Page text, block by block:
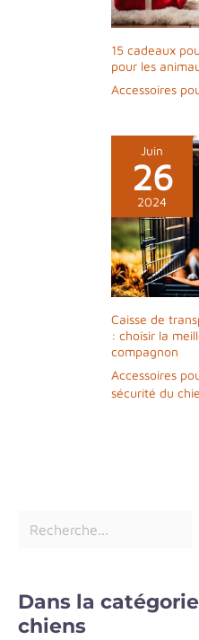
15 cadeaux
pour les
Accessoires
Juin
26
2024
Caisse de
: choisir la
compagnon
Accessoires
sécurité du
Dans la
chiens